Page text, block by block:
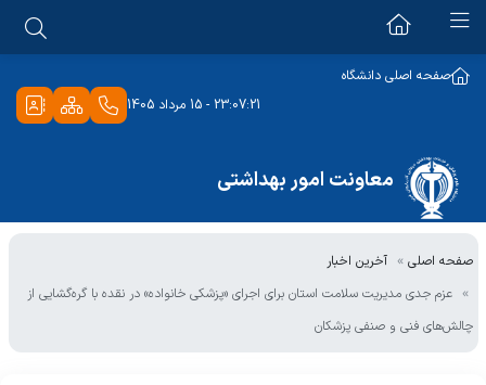
صفحه اصلی دانشگاه
23:07:21 - 15 مرداد 1405
معاونت امور بهداشتی
معرفی معاونت
معاون اجرایی
معاون فنی
چشم انداز و برنامه استراتژیک
آموزش و ارتقاء سلامت
بهداشت محیط
مراکز تخصصی
طب کار
ارتباط با ما
انتقادات و پیشنهادات
صفحه اصلی
آخرین اخبار
عزم جدی مدیریت سلامت استان برای اجرای «پزشکی خانواده» در نقده با گره‌گشایی از
چالش‌های فنی و صنفی پزشکان